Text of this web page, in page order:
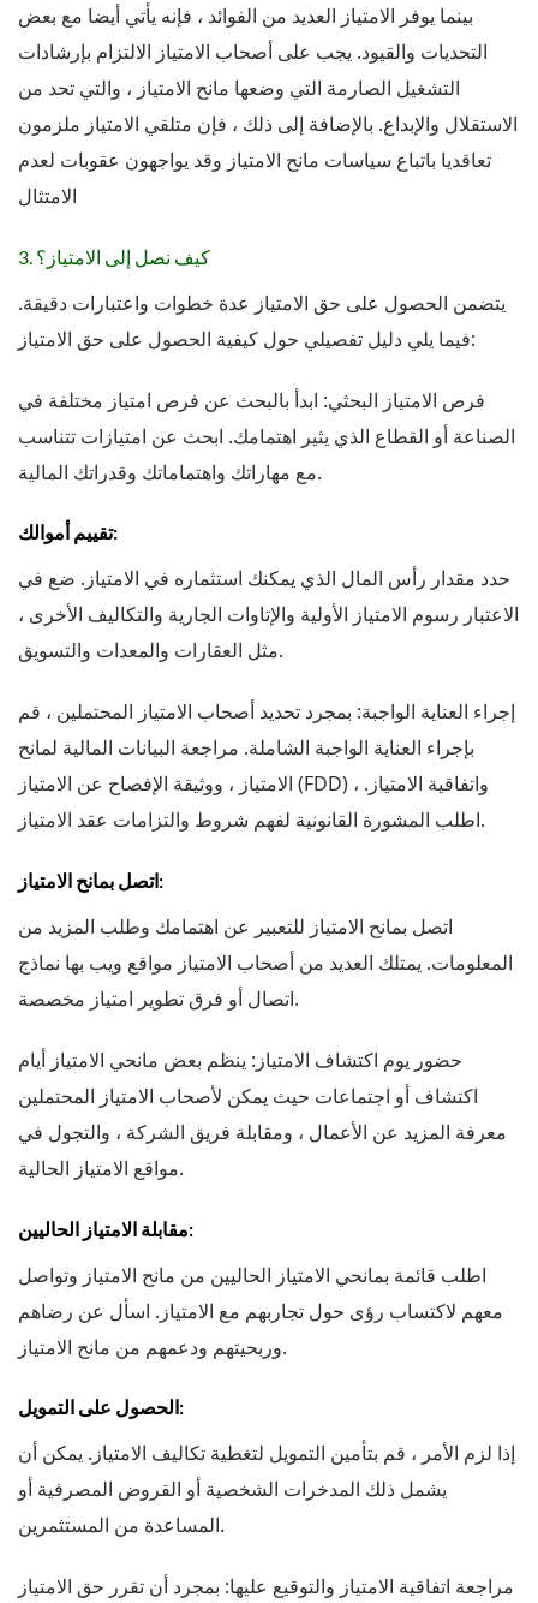
بينما يوفر الامتياز العديد من الفوائد ، فإنه يأتي أيضا مع بعض
التحديات والقيود. يجب على أصحاب الامتياز الالتزام بإرشادات
التشغيل الصارمة التي وضعها مانح الامتياز ، والتي تحد من
الاستقلال والإبداع. بالإضافة إلى ذلك ، فإن متلقي الامتياز ملزمون
تعاقديا باتباع سياسات مانح الامتياز وقد يواجهون عقوبات لعدم
الامتثال
3. كيف نصل إلى الامتياز؟
يتضمن الحصول على حق الامتياز عدة خطوات واعتبارات دقيقة.
فيما يلي دليل تفصيلي حول كيفية الحصول على حق الامتياز:
فرص الامتياز البحثي: ابدأ بالبحث عن فرص امتياز مختلفة في
الصناعة أو القطاع الذي يثير اهتمامك. ابحث عن امتيازات تتناسب
مع مهاراتك واهتماماتك وقدراتك المالية.
تقييم أموالك:
حدد مقدار رأس المال الذي يمكنك استثماره في الامتياز. ضع في
الاعتبار رسوم الامتياز الأولية والإتاوات الجارية والتكاليف الأخرى ،
مثل العقارات والمعدات والتسويق.
إجراء العناية الواجبة: بمجرد تحديد أصحاب الامتياز المحتملين ، قم
بإجراء العناية الواجبة الشاملة. مراجعة البيانات المالية لمانح
الامتياز ، ووثيقة الإفصاح عن الامتياز (FDD) ، واتفاقية الامتياز.
اطلب المشورة القانونية لفهم شروط والتزامات عقد الامتياز.
اتصل بمانح الامتياز:
اتصل بمانح الامتياز للتعبير عن اهتمامك وطلب المزيد من
المعلومات. يمتلك العديد من أصحاب الامتياز مواقع ويب بها نماذج
اتصال أو فرق تطوير امتياز مخصصة.
حضور يوم اكتشاف الامتياز: ينظم بعض مانحي الامتياز أيام
اكتشاف أو اجتماعات حيث يمكن لأصحاب الامتياز المحتملين
معرفة المزيد عن الأعمال ، ومقابلة فريق الشركة ، والتجول في
مواقع الامتياز الحالية.
مقابلة الامتياز الحاليين:
اطلب قائمة بمانحي الامتياز الحاليين من مانح الامتياز وتواصل
معهم لاكتساب رؤى حول تجاربهم مع الامتياز. اسأل عن رضاهم
وربحيتهم ودعمهم من مانح الامتياز.
الحصول على التمويل:
إذا لزم الأمر ، قم بتأمين التمويل لتغطية تكاليف الامتياز. يمكن أن
يشمل ذلك المدخرات الشخصية أو القروض المصرفية أو
المساعدة من المستثمرين.
مراجعة اتفاقية الامتياز والتوقيع عليها: بمجرد أن تقرر حق الامتياز